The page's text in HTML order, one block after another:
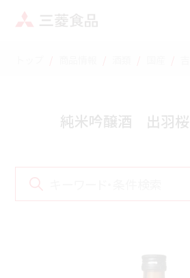
純米吟醸酒 出羽